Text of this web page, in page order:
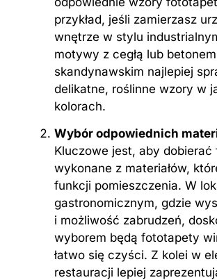
przykład, jeśli zamierzasz
wnętrze w stylu
motywy z cegłą lub
skandynawskim najlepiej
delikatne, roślinne wzory w
kolorach.
Wybór odpowiednich
Kluczowe jest, aby
wykonane z materiałów,
funkcji pomieszczenia. W
gastronomicznym, gdzie
i możliwość zabrudzeń,
wyborem będą fototapety
łatwo się czyści. Z kolei w
restauracji lepiej